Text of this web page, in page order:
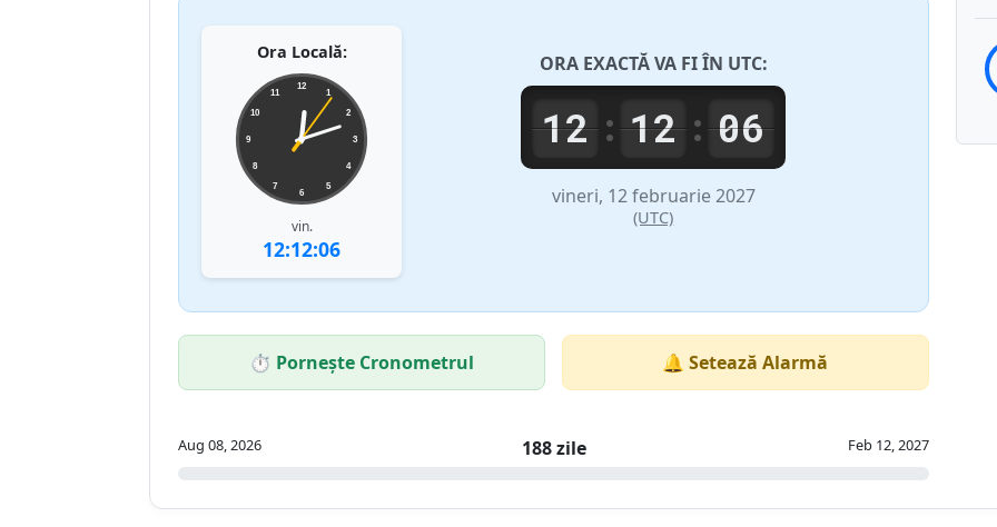
Ora Locală:
12
1
2
3
4
5
6
7
8
9
10
11
vin.
12:12:06
ORA EXACTĂ VA FI ÎN UTC:
12 : 12 : 06
vineri, 12 februarie 2027
(UTC)
⏱️ Pornește Cronometrul 🔔 Setează Alarmă
Aug 08, 2026 188 zile Feb 12, 2027